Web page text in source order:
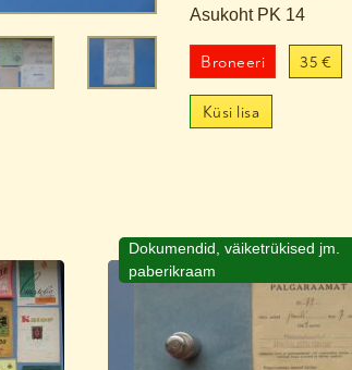
Asukoht PK 14
Broneeri 35 €
Küsi lisa
Dokumendid, väiketrükised jm.
paberikraam